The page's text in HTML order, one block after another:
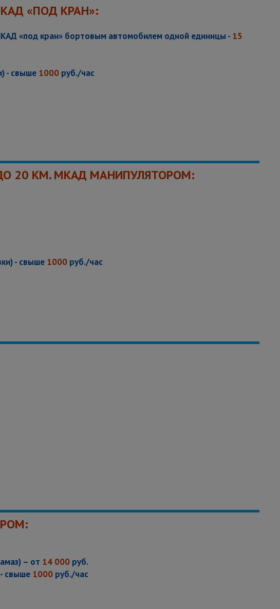
«ПОД КРАН»:
«под кран» бортовым автомобилем одной единицы - 15
- свыше 1000 руб./час
20 КМ. МКАД МАНИПУЛЯТОРОМ:
- свыше 1000 руб./час
– от 14 000 руб.
свыше 1000 руб./час